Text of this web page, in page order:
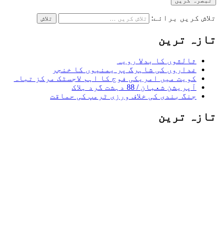
تلاش کریں برائے:
تازہ ترین
ثالثوں کا بدلا رویہ
غداروں کی شاہرگ پر یمنیوں کا خنجر
کویت میں امریکی فوج کا اہم لاجسٹک مرکز تباہ
آپریشن شعبان / 88 دہشت گرد ہلاک
جنگ بندی کی خلاف ورزی ٹرمپ کی حماقت
تازہ ترین